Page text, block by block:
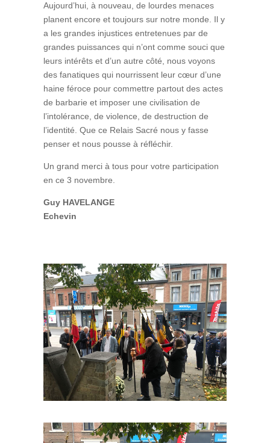
Aujourd’hui, à nouveau, de lourdes menaces
planent encore et toujours sur notre monde. Il y
a les grandes injustices entretenues par de
grandes puissances qui n’ont comme souci que
leurs intérêts et d’un autre côté, nous voyons
des fanatiques qui nourrissent leur cœur d’une
haine féroce pour commettre partout des actes
de barbarie et imposer une civilisation de
l’intolérance, de violence, de destruction de
l’identité. Que ce Relais Sacré nous y fasse
penser et nous pousse à réfléchir.
Un grand merci à tous pour votre participation
en ce 3 novembre.
Guy HAVELANGE
Echevin